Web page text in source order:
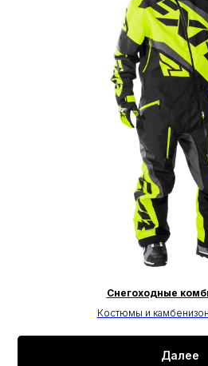
Снегоходные
Костюмы и
Далее